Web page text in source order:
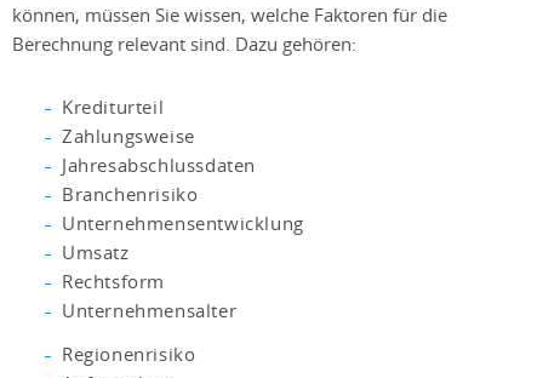
können, müssen Sie wissen, welche Faktoren für die
Berechnung relevant sind. Dazu gehören:
Krediturteil
Zahlungsweise
Jahresabschlussdaten
Branchenrisiko
Unternehmensentwicklung
Umsatz
Rechtsform
Unternehmensalter
Regionenrisiko